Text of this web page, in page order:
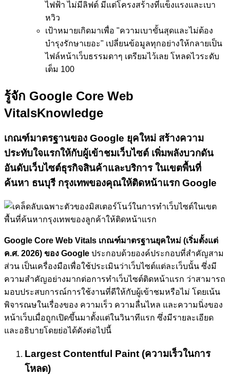
ไฟฟ้า ไม่มีลิฟต์ มีแต่โครงสร้างที่แข็งแรงและเบา
หวิว
เป้าหมายเกิดมาเพื่อ "ความเบาขั้นสุดและไม่ต้อง
บำรุงรักษาเยอะ" เปลี่ยนข้อมูลทุกอย่างให้กลายเป็น
ไฟล์หน้าเว็บธรรมดาๆ เตรียมไว้เลย โหลดไวระดับ
เต็ม 100
รู้จัก Google Core Web
VitalsKnowledge
เกณฑ์มาตรฐานของ Google ยุคใหม่ สร้างความ
ประทับใจแรกให้กับผู้เข้าชมเว็บไซต์ เพิ่มพลังบวกดัน
อันดับเว็บไซต์ธุรกิจสินค้าและบริการ ในเขตพื้นที่
ค้นหา ธนบุรี กรุงเทพของคุณให้ติดหน้าแรก Google
Google Core Web Vitals เกณฑ์มาตรฐานยุคใหม่ (เริ่มตั้งแต่
ค.ศ. 2026) ของ Google ประกอบด้วยองค์ประกอบที่สำคัญสาม
ส่วน เป็นเครื่องมือเพื่อใช้ประเมินว่าเว็บไซต์แต่ละเว็บนั้น ซึ่งมี
ความสำคัญอย่างมากต่อการทำเว็บไซต์ติดหน้าแรก ว่าสามารถ
มอบประสบการณ์การใช้งานที่ดีให้กับผู้เข้าชมหรือไม่ โดยเน้น
พิจารณษในเรื่องของ ความเร็ว ความลื่นไหล และความนิ่งของ
หน้าเว็บเมื่อถูกเปิดขึ้นมาตั้งแต่ในวินาทีแรก ซึ่งมีรายละเอียด
และอธิบายโดยย่อได้ดังต่อไปนี้
Largest Contentful Paint (ความเร็วในการ
โหลด)